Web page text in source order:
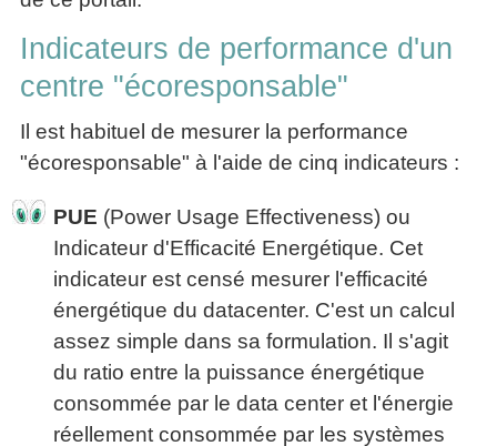
Indicateurs de performance d'un
centre "écoresponsable"
Il est habituel de mesurer la performance
"écoresponsable" à l'aide de cinq indicateurs :
PUE (Power Usage Effectiveness) ou
Indicateur d'Efficacité Energétique. Cet
indicateur est censé mesurer l'efficacité
énergétique du datacenter. C'est un calcul
assez simple dans sa formulation. Il s'agit
du ratio entre la puissance énergétique
consommée par le data center et l'énergie
réellement consommée par les systèmes